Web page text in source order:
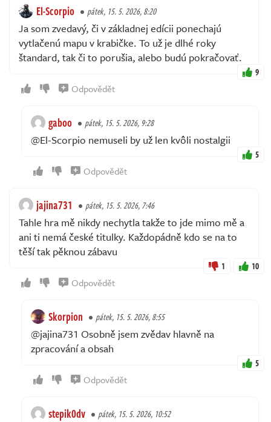
El-Scorpio pátek, 15. 5. 2026, 8:20
Ja som zvedavý, či v základnej edícii ponechajú
vytlačenú mapu v krabičke. To už je dlhé roky
štandard, tak či to porušia, alebo budú pokračovať.
9
Odpovědět
gaboo pátek, 15. 5. 2026, 9:28
@El-Scorpio nemuseli by už len kvôli nostalgii
5
Odpovědět
jajina731 pátek, 15. 5. 2026, 7:46
Tahle hra mě nikdy nechytla takže to jde mimo mě a
ani ti nemá české titulky. Každopádně kdo se na to
těší tak pěknou zábavu
1 10
Odpovědět
Skorpion pátek, 15. 5. 2026, 8:55
@jajina731 Osobně jsem zvědav hlavně na
zpracování a obsah
5
Odpovědět
stepik0dv pátek, 15. 5. 2026, 10:52